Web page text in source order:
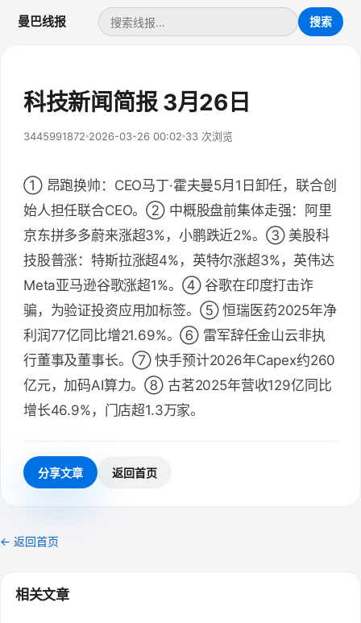
曼巴线报
科技新闻简报 3月26日
3445991872 2026-03-26 00:02 33 次浏览
① 昂跑换帅：CEO马丁·霍夫曼5月1日卸任，联合创
始人担任联合CEO。② 中概股盘前集体走强：阿里
京东拼多多蔚来涨超3%，小鹏跌近2%。③ 美股科
技股普涨：特斯拉涨超4%，英特尔涨超3%，英伟达
Meta亚马逊谷歌涨超1%。④ 谷歌在印度打击诈
骗，为验证投资应用加标签。⑤ 恒瑞医药2025年净
利润77亿同比增21.69%。⑥ 雷军辞任金山云非执
行董事及董事长。⑦ 快手预计2026年Capex约260
亿元，加码AI算力。⑧ 古茗2025年营收129亿同比
增长46.9%，门店超1.3万家。
分享文章 返回首页
← 返回首页
相关文章